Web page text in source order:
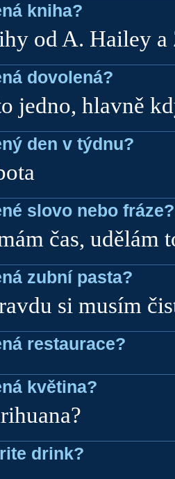
kniha?
od A. Hailey a
dovolená?
jedno, hlavně
den v týdnu?
slovo nebo fráze?
čas, udělám
zubní pasta?
si musím
restaurace?
květina?
drink?